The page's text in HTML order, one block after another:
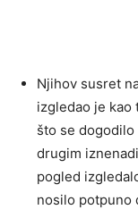
Njihov susret
izgledao je kao
što se
drugim
pogled
nosilo potpuno